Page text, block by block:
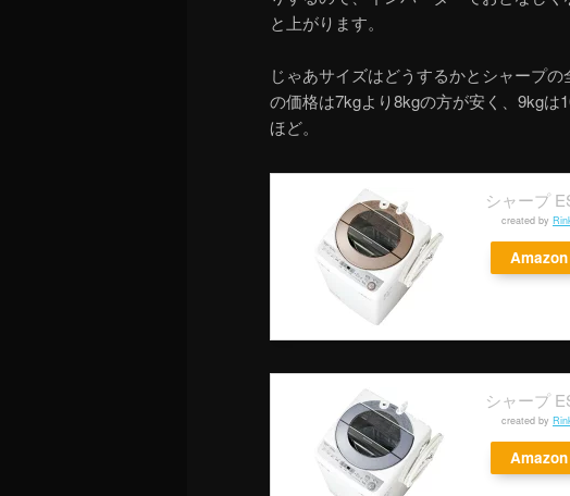
と上がります。
じゃあサイズはどうするかとシャープ
の価格は7kgより8kgの方が安く、9kgは
ほど。
シャープ
created by
Amazon
シャープ
created by
Amazon